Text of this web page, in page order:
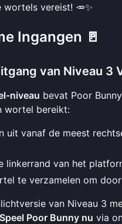
vereist! 🥕✨
Ingangen 🚪
van Niveau 3
niveau bevat Poor
wortel bereikt:
uit vanaf de meest
linkerrand van het
te verzamelen om
van Niveau 3
Speel Poor Bunny nu via